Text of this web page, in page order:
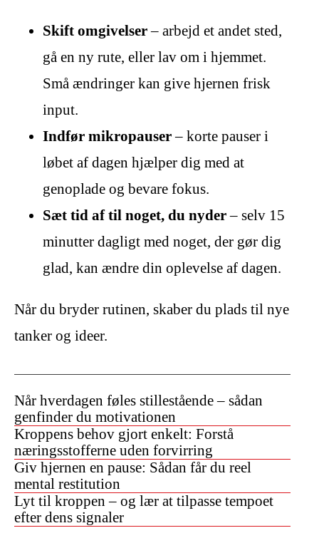
Skift omgivelser– arbejd et andet sted,
gå en ny rute, eller lav om i hjemmet.
Små ændringer kan give hjernen frisk
input.
Indfør mikropauser– korte pauser i
løbet af dagen hjælper dig med at
genoplade og bevare fokus.
Sæt tid af til noget, du nyder– selv 15
minutter dagligt med noget, der gør dig
glad, kan ændre din oplevelse af dagen.
Når du bryder rutinen, skaber du plads til nye
tanker og ideer.
Når hverdagen føles stillestående – sådan
genfinder du motivationen
Kroppens behov gjort enkelt: Forstå
næringsstofferne uden forvirring
Giv hjernen en pause: Sådan får du reel
mental restitution
Lyt til kroppen – og lær at tilpasse tempoet
efter dens signaler